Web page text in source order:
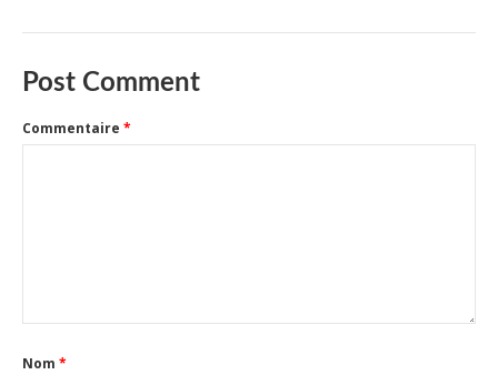
Post Comment
Commentaire *
Nom *